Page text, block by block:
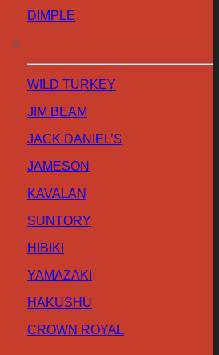
DIMPLE
WILD TURKEY
JIM BEAM
JACK DANIEL’S
JAMESON
KAVALAN
SUNTORY
HIBIKI
YAMAZAKI
HAKUSHU
CROWN ROYAL